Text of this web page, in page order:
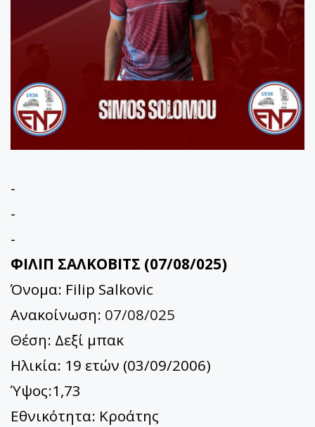
-
-
-
ΦΙΛΙΠ ΣΑΛΚΟΒΙΤΣ (07/08/025)
Όνομα: Filip Salkovic
Ανακοίνωση: 07/08/025
Θέση: Δεξί μπακ
Ηλικία: 19 ετών (03/09/2006)
Ύψος:1,73
Εθνικότητα: Κροάτης